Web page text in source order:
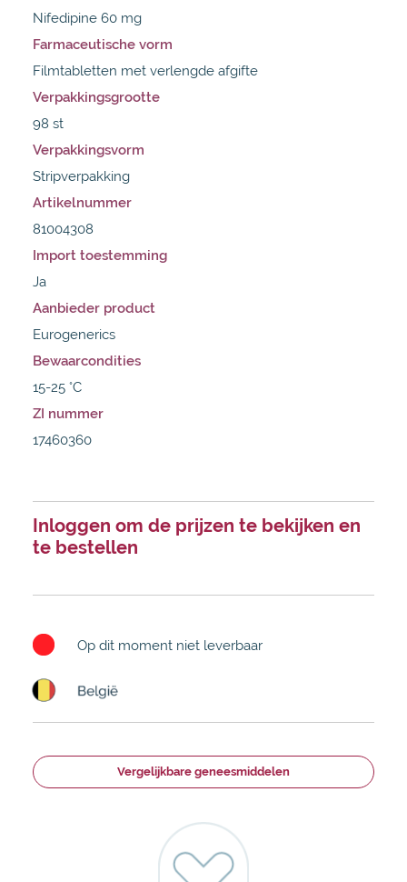
Nifedipine 60 mg
Farmaceutische vorm
Filmtabletten met verlengde afgifte
Verpakkingsgrootte
98 st
Verpakkingsvorm
Stripverpakking
Artikelnummer
81004308
Import toestemming
Ja
Aanbieder product
Eurogenerics
Bewaarcondities
15-25 °C
ZI nummer
17460360
Inloggen om de prijzen te bekijken en
te bestellen
Op dit moment niet leverbaar
Vergelijkbare geneesmiddelen